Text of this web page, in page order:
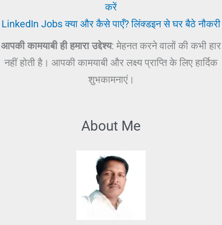
करें
LinkedIn Jobs क्या और कैसे पाएँ? लिंक्डइन से घर बैठे नौकरी
आपकी कामयाबी ही हमारा उद्देश्य: मेहनत करने वालों की कभी हार
नहीं होती है। आपकी कामयाबी और लक्ष्य प्राप्ति के लिए हार्दिक
शुभकामनाएं।
About Me